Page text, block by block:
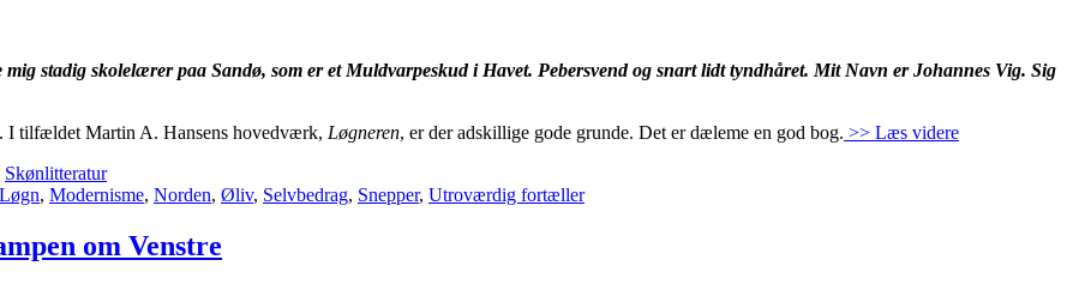
stadig skolelærer paa Sandø, som er et Muldvarpeskud i Havet. Pebersvend og snart lidt tyndhåret. Mit Navn er Johannes Vig. Sig
I tilfældet Martin A. Hansens hovedværk, Løgneren, er der adskillige gode grunde. Det er dæleme en god bog. >> Læs videre
Skønlitteratur
Løgn, Modernisme, Norden, Øliv, Selvbedrag, Snepper, Utroværdig fortæller
om Venstre